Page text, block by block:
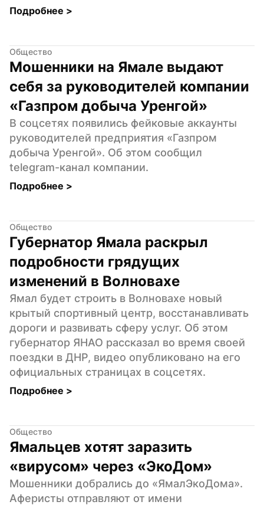
Подробнее >
Общество
Мошенники на Ямале выдают
себя за руководителей компании
«Газпром добыча Уренгой»
В соцсетях появились фейковые аккаунты
руководителей предприятия «Газпром
добыча Уренгой». Об этом сообщил
telegram-канал компании.
Подробнее >
Общество
Губернатор Ямала раскрыл
подробности грядущих
изменений в Волновахе
Ямал будет строить в Волновахе новый
крытый спортивный центр, восстанавливать
дороги и развивать сферу услуг. Об этом
губернатор ЯНАО рассказал во время своей
поездки в ДНР, видео опубликовано на его
официальных страницах в соцсетях.
Подробнее >
Общество
Ямальцев хотят заразить
«вирусом» через «ЭкоДом»
Мошенники добрались до «ЯмалЭкоДома».
Аферисты отправляют от имени